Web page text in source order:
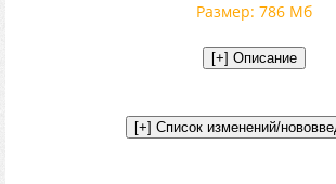
Размер: 786 Мб